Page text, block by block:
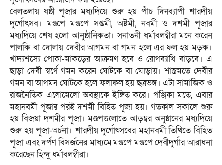
বেলতলায় ষষ্ঠী পূজার মধ্যদিয়ে শুরু হয় পাঁচ দিনব্যাপী শারদীয়
দুর্গোৎসব। মণ্ডপে মণ্ডপে সপ্তমী, অষ্টমী, নবমী ও দশমী পূজার
মধ্যদিয়ে শেষ হলো আনুষ্ঠানিকতা। সনাতনী ধর্মাবলম্বীরা মনে করেন
পালকি বা দোলায় দেবীর আগমন বা গমন হলে এর ফল হয় মড়ক।
খাদ্যশস্যে পোকা-মাকড়ের আক্রমণ হবে ও রোগব্যাধি বাড়বে। এ
ছাড়া দেবী স্বর্গে গমন করেন ঘোটকে বা ঘোড়ায়। শাস্ত্রমতে দেবীর
গমন বা আগমন ঘোটকে হলে ফলাফল হয় ছত্রভঙ্গ। এটা সামাজিক ও
রাজনৈতিক এলোমেলো অবস্থাকে ইঙ্গিত করে। পঞ্জিকা মতে, এবার
মহানবমী পূজার পরই দশমী বিহিত পূজা হয়। গতকাল সকালে শুরু
হয় বিজয়া দশমীর পূজা। মণ্ডপগুলোতে আড়ম্বর অনুষ্ঠানের মধ্যদিয়ে
শুরু হয় পূজা-অর্চনা। শারদীয় দুর্গোৎসবের মহানবমী তিথিতে বিহিত
পূজা এবং দর্পণ বিসর্জনের মাধ্যমে মণ্ডপে মণ্ডপে দেবীদুর্গার আরাধনা
করেছেন হিন্দু ধর্মাবলম্বীরা।